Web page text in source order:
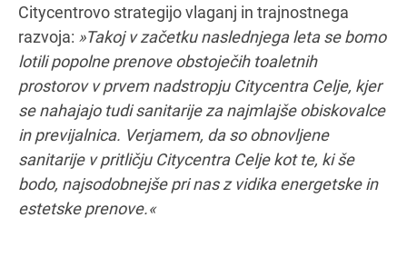
Citycentrovo strategijo vlaganj in trajnostnega
razvoja: »Takoj v začetku naslednjega leta se bomo
lotili popolne prenove obstoječih toaletnih
prostorov v prvem nadstropju Citycentra Celje, kjer
se nahajajo tudi sanitarije za najmlajše obiskovalce
in previjalnica. Verjamem, da so obnovljene
sanitarije v pritličju Citycentra Celje kot te, ki še
bodo, najsodobnejše pri nas z vidika energetske in
estetske prenove.«